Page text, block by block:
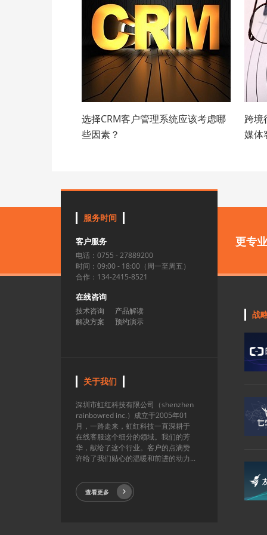
选择CRM客户管理系统应该考虑哪
些因素？
跨境
媒体
更专
服务时间
客户服务
电话：0755 - 27889200
时间：09:00 - 18:00（周一至周五）
合作：134-2415-8521
在线咨询
技术咨询
产品解读
解决方案
预约演示
关于我们
深圳市虹红科技有限公司（shenzhen
rainbowred inc.）成立于2005年01
月，一路走来，虹红科技一直深耕于
在线客服这个细分的领域。我们的芳
华，献给了这个行业。客户的点滴赞
许给了我们贴心的温暖和前进的动力...
查看更多
战